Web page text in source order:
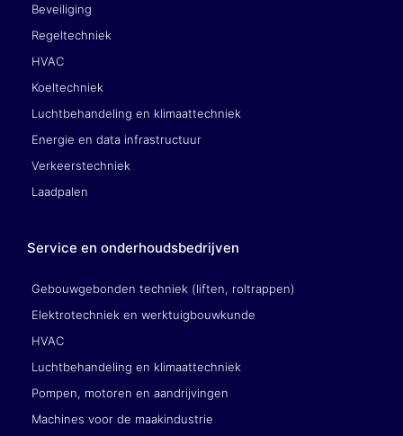
Beveiliging
Regeltechniek
HVAC
Koeltechniek
Luchtbehandeling en klimaattechniek
Energie en data infrastructuur
Verkeerstechniek
Laadpalen
Service en onderhoudsbedrijven
Gebouwgebonden techniek (liften, roltrappen)
Elektrotechniek en werktuigbouwkunde
HVAC
Luchtbehandeling en klimaattechniek
Pompen, motoren en aandrijvingen
Machines voor de maakindustrie